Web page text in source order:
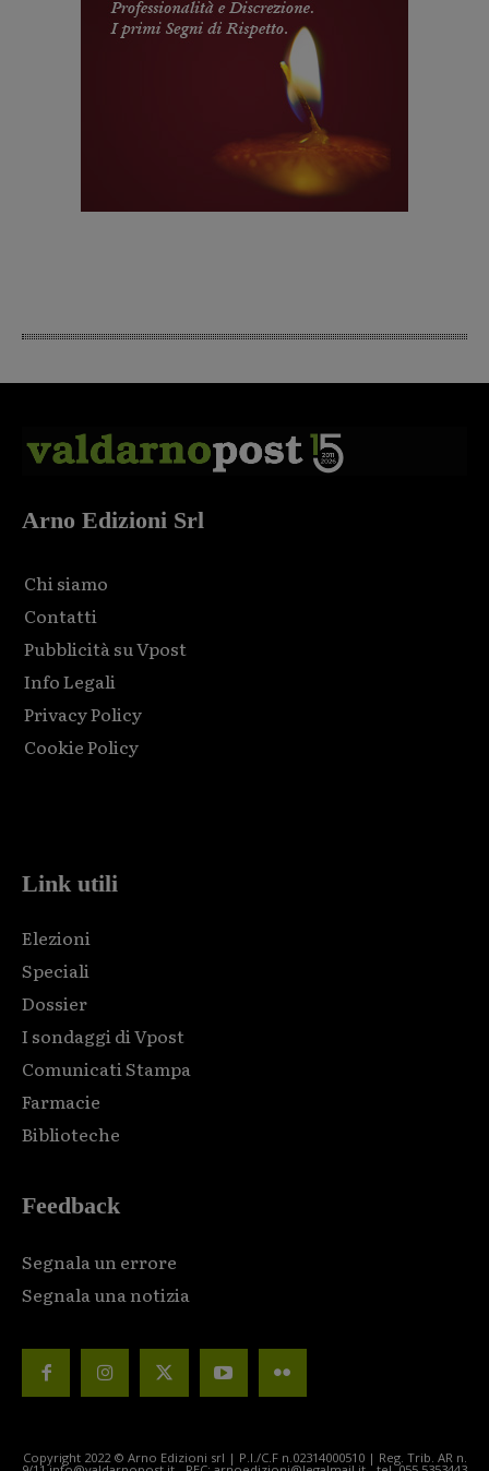
Arno Edizioni Srl
Chi siamo
Contatti
Pubblicità su Vpost
Info Legali
Privacy Policy
Cookie Policy
Link utili
Elezioni
Speciali
Dossier
I sondaggi di Vpost
Comunicati Stampa
Farmacie
Biblioteche
Feedback
Segnala un errore
Segnala una notizia
Copyright 2022 © Arno Edizioni srl | P.I./C.F n.02314000510 | Reg. Trib. AR n.